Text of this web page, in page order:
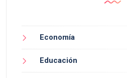
Economía
Educación